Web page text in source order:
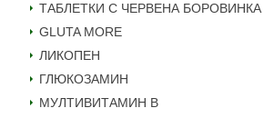
ТАБЛЕТКИ С ЧЕРВЕНА БОРОВИНКА
GLUTA MORE
ЛИКОПЕН
ГЛЮКОЗАМИН
МУЛТИВИТАМИН B